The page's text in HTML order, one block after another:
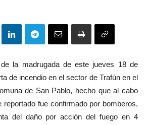
la madrugada de este jueves 18 de
de incendio en el sector de Trafún en el
de San Pablo, hecho que al cabo
reportado fue confirmado por bomberos,
del daño por acción del fuego en 4